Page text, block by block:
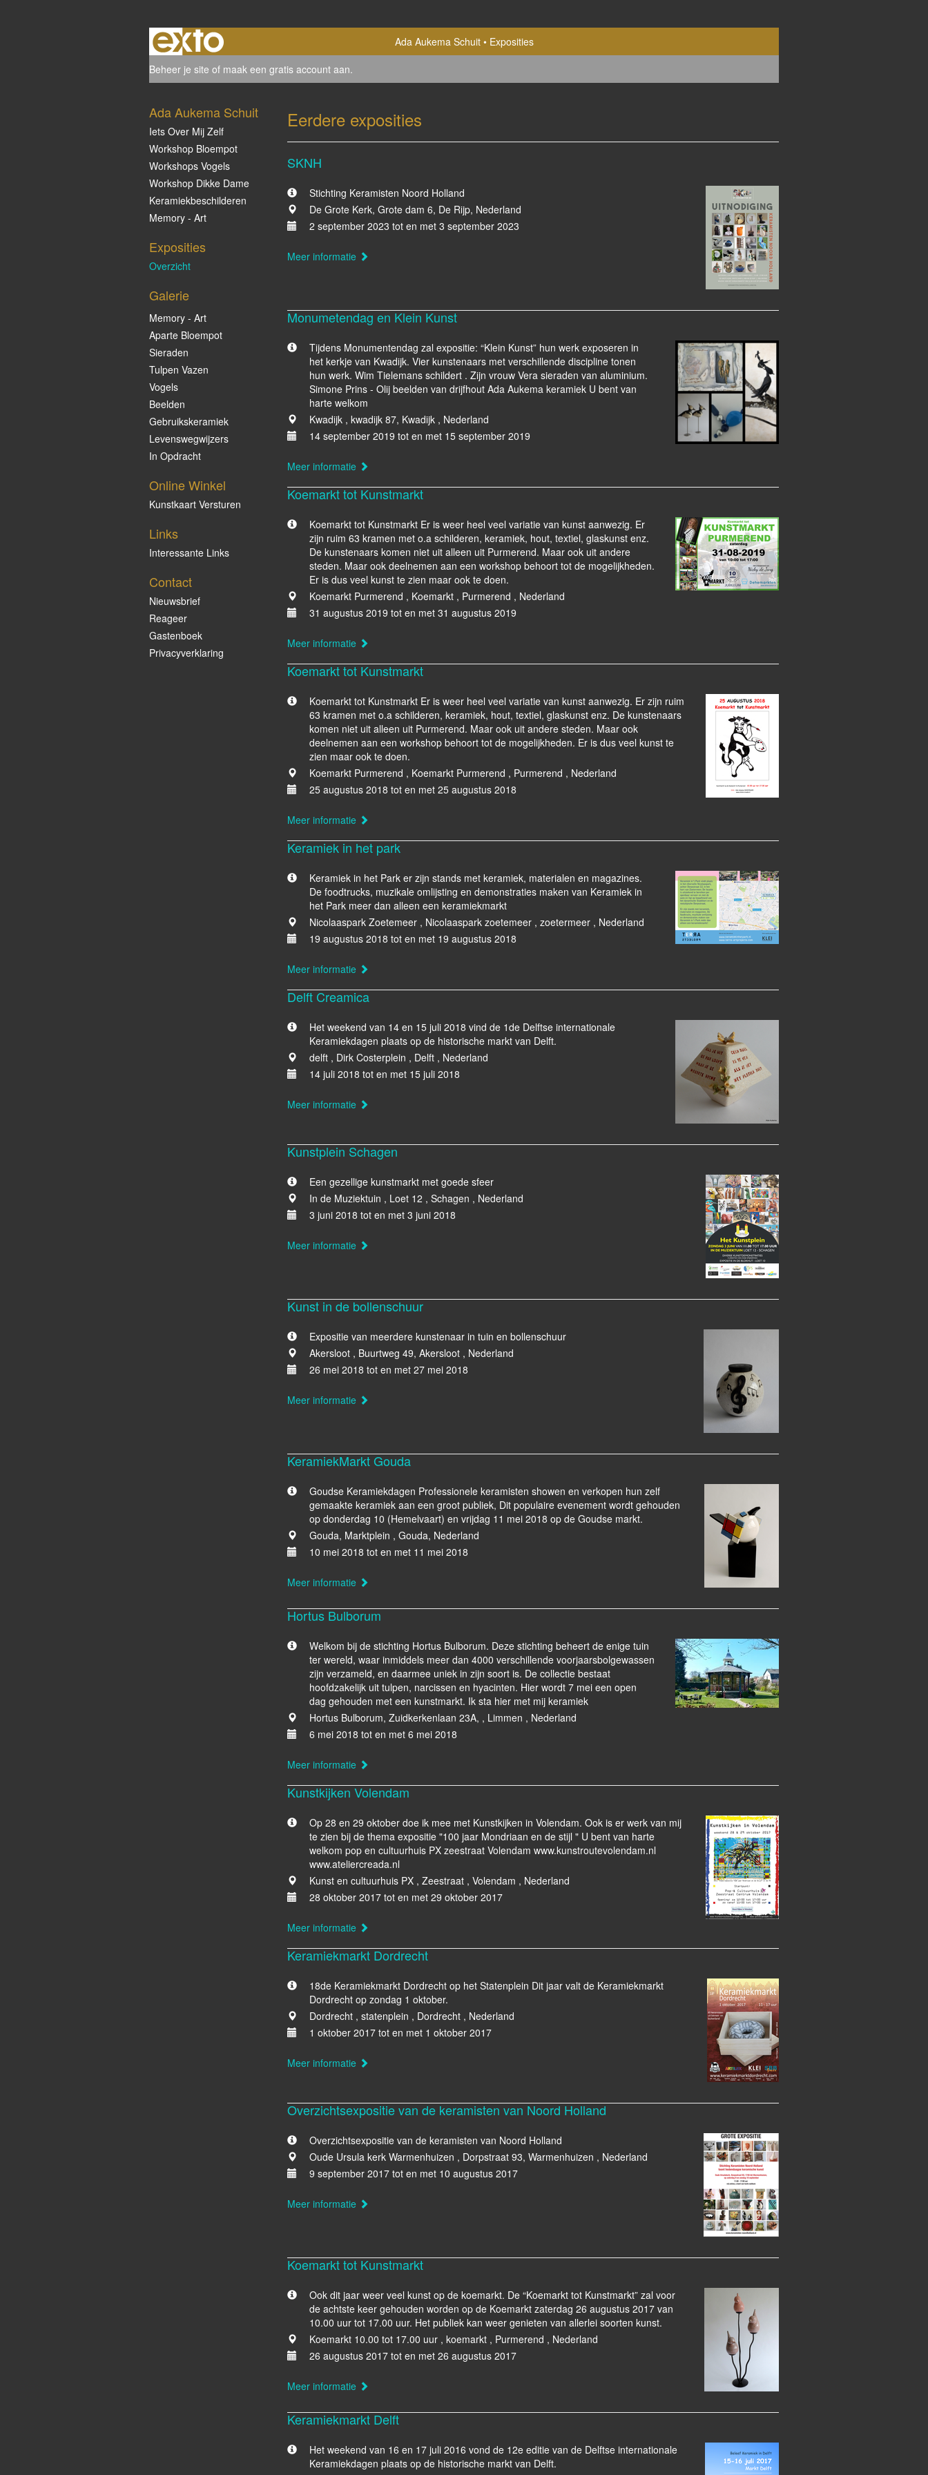
Ada Aukema Schuit
Exposities
Beheer je site of maak een gratis account aan.
Eerdere exposities
SKNH
Stichting Keramisten Noord Holland
De Grote Kerk, Grote dam 6, De Rijp, Nederland
2 september 2023 tot en met 3 september 2023
Meer informatie
Monumetendag en Klein Kunst
Tijdens Monumentendag zal expositie: “Klein Kunst” hun werk exposeren in
het kerkje van Kwadijk. Vier kunstenaars met verschillende discipline tonen
hun werk. Wim Tielemans schildert . Zijn vrouw Vera sieraden van aluminium.
Simone Prins - Olij beelden van drijfhout Ada Aukema keramiek U bent van
harte welkom
Kwadijk , kwadijk 87, Kwadijk , Nederland
14 september 2019 tot en met 15 september 2019
Meer informatie
Koemarkt tot Kunstmarkt
Koemarkt tot Kunstmarkt Er is weer heel veel variatie van kunst aanwezig. Er
zijn ruim 63 kramen met o.a schilderen, keramiek, hout, textiel, glaskunst enz.
De kunstenaars komen niet uit alleen uit Purmerend. Maar ook uit andere
steden. Maar ook deelnemen aan een workshop behoort tot de mogelijkheden.
Er is dus veel kunst te zien maar ook te doen.
Koemarkt Purmerend , Koemarkt , Purmerend , Nederland
31 augustus 2019 tot en met 31 augustus 2019
Meer informatie
Koemarkt tot Kunstmarkt
Koemarkt tot Kunstmarkt Er is weer heel veel variatie van kunst aanwezig. Er zijn ruim
63 kramen met o.a schilderen, keramiek, hout, textiel, glaskunst enz. De kunstenaars
komen niet uit alleen uit Purmerend. Maar ook uit andere steden. Maar ook
deelnemen aan een workshop behoort tot de mogelijkheden. Er is dus veel kunst te
zien maar ook te doen.
Koemarkt Purmerend , Koemarkt Purmerend , Purmerend , Nederland
25 augustus 2018 tot en met 25 augustus 2018
Meer informatie
Keramiek in het park
Keramiek in het Park er zijn stands met keramiek, materialen en magazines.
De foodtrucks, muzikale omlijsting en demonstraties maken van Keramiek in
het Park meer dan alleen een keramiekmarkt
Nicolaaspark Zoetemeer , Nicolaaspark zoetemeer , zoetermeer , Nederland
19 augustus 2018 tot en met 19 augustus 2018
Meer informatie
Delft Creamica
Het weekend van 14 en 15 juli 2018 vind de 1de Delftse internationale
Keramiekdagen plaats op de historische markt van Delft.
delft , Dirk Costerplein , Delft , Nederland
14 juli 2018 tot en met 15 juli 2018
Meer informatie
Kunstplein Schagen
Een gezellige kunstmarkt met goede sfeer
In de Muziektuin , Loet 12 , Schagen , Nederland
3 juni 2018 tot en met 3 juni 2018
Meer informatie
Kunst in de bollenschuur
Expositie van meerdere kunstenaar in tuin en bollenschuur
Akersloot , Buurtweg 49, Akersloot , Nederland
26 mei 2018 tot en met 27 mei 2018
Meer informatie
KeramiekMarkt Gouda
Goudse Keramiekdagen Professionele keramisten showen en verkopen hun zelf
gemaakte keramiek aan een groot publiek, Dit populaire evenement wordt gehouden
op donderdag 10 (Hemelvaart) en vrijdag 11 mei 2018 op de Goudse markt.
Gouda, Marktplein , Gouda, Nederland
10 mei 2018 tot en met 11 mei 2018
Meer informatie
Hortus Bulborum
Welkom bij de stichting Hortus Bulborum. Deze stichting beheert de enige tuin
ter wereld, waar inmiddels meer dan 4000 verschillende voorjaarsbolgewassen
zijn verzameld, en daarmee uniek in zijn soort is. De collectie bestaat
hoofdzakelijk uit tulpen, narcissen en hyacinten. Hier wordt 7 mei een open
dag gehouden met een kunstmarkt. Ik sta hier met mij keramiek
Hortus Bulborum, Zuidkerkenlaan 23A, , Limmen , Nederland
6 mei 2018 tot en met 6 mei 2018
Meer informatie
Kunstkijken Volendam
Op 28 en 29 oktober doe ik mee met Kunstkijken in Volendam. Ook is er werk van mij
te zien bij de thema expositie "100 jaar Mondriaan en de stijl " U bent van harte
welkom pop en cultuurhuis PX zeestraat Volendam www.kunstroutevolendam.nl
www.ateliercreada.nl
Kunst en cultuurhuis PX , Zeestraat , Volendam , Nederland
28 oktober 2017 tot en met 29 oktober 2017
Meer informatie
Keramiekmarkt Dordrecht
18de Keramiekmarkt Dordrecht op het Statenplein Dit jaar valt de Keramiekmarkt
Dordrecht op zondag 1 oktober.
Dordrecht , statenplein , Dordrecht , Nederland
1 oktober 2017 tot en met 1 oktober 2017
Meer informatie
Overzichtsexpositie van de keramisten van Noord Holland
Overzichtsexpositie van de keramisten van Noord Holland
Oude Ursula kerk Warmenhuizen , Dorpstraat 93, Warmenhuizen , Nederland
9 september 2017 tot en met 10 augustus 2017
Meer informatie
Koemarkt tot Kunstmarkt
Ook dit jaar weer veel kunst op de koemarkt. De “Koemarkt tot Kunstmarkt” zal voor
de achtste keer gehouden worden op de Koemarkt zaterdag 26 augustus 2017 van
10.00 uur tot 17.00 uur. Het publiek kan weer genieten van allerlei soorten kunst.
Koemarkt 10.00 tot 17.00 uur , koemarkt , Purmerend , Nederland
26 augustus 2017 tot en met 26 augustus 2017
Meer informatie
Keramiekmarkt Delft
Het weekend van 16 en 17 juli 2016 vond de 12e editie van de Delftse internationale
Keramiekdagen plaats op de historische markt van Delft.
Ada Aukema Schuit
Iets Over Mij Zelf
Workshop Bloempot
Workshops Vogels
Workshop Dikke Dame
Keramiekbeschilderen
Memory - Art
Exposities
Overzicht
Galerie
Memory - Art
Aparte Bloempot
Sieraden
Tulpen Vazen
Vogels
Beelden
Gebruikskeramiek
Levenswegwijzers
In Opdracht
Online Winkel
Kunstkaart Versturen
Links
Interessante Links
Contact
Nieuwsbrief
Reageer
Gastenboek
Privacyverklaring